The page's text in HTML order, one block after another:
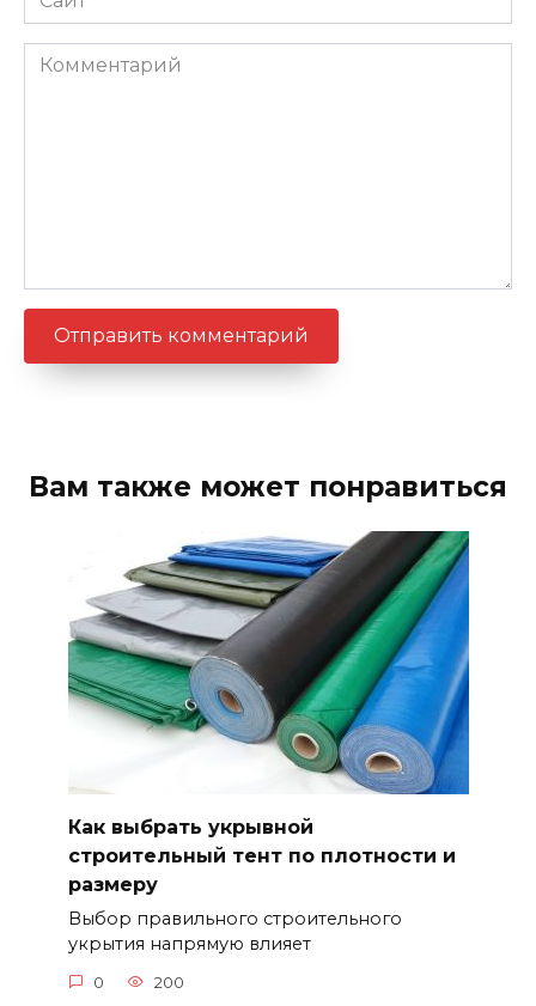
Комментарий
Вам также может понравиться
Как выбрать укрывной
строительный тент по плотности и
размеру
Выбор правильного строительного
укрытия напрямую влияет
0 200